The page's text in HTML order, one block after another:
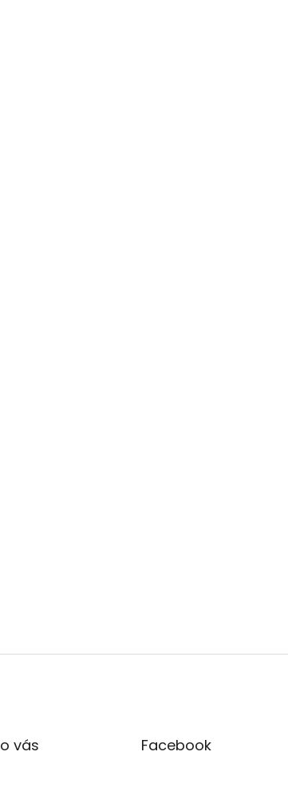
vás Facebook